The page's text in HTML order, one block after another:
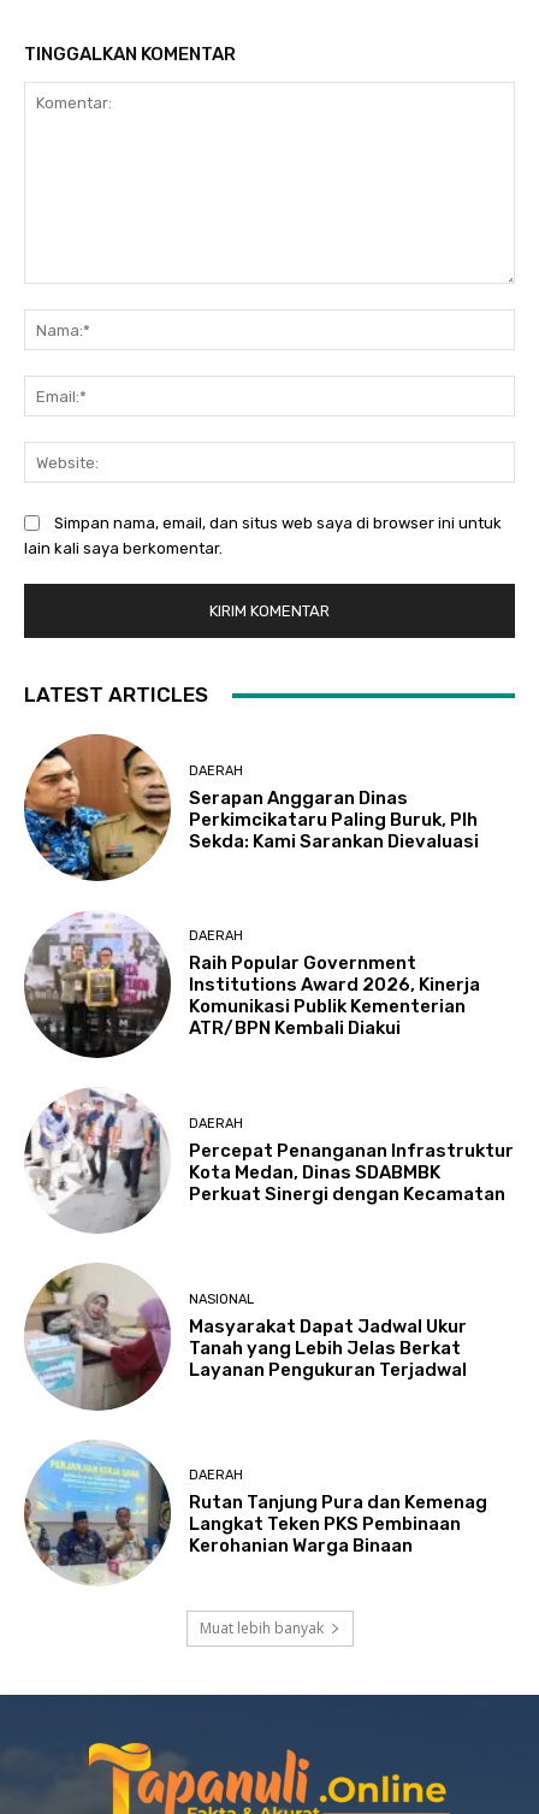
TINGGALKAN KOMENTAR
Simpan nama, email, dan situs web saya di browser ini untuk
lain kali saya berkomentar.
LATEST ARTICLES
DAERAH
Serapan Anggaran Dinas
Perkimcikataru Paling Buruk, Plh
Sekda: Kami Sarankan Dievaluasi
DAERAH
Raih Popular Government
Institutions Award 2026, Kinerja
Komunikasi Publik Kementerian
ATR/BPN Kembali Diakui
DAERAH
Percepat Penanganan Infrastruktur
Kota Medan, Dinas SDABMBK
Perkuat Sinergi dengan Kecamatan
NASIONAL
Masyarakat Dapat Jadwal Ukur
Tanah yang Lebih Jelas Berkat
Layanan Pengukuran Terjadwal
DAERAH
Rutan Tanjung Pura dan Kemenag
Langkat Teken PKS Pembinaan
Kerohanian Warga Binaan
Muat lebih banyak